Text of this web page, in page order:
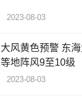
2023-08-03
大风黄色预警 东
等地阵风9至10级
2023-08-03